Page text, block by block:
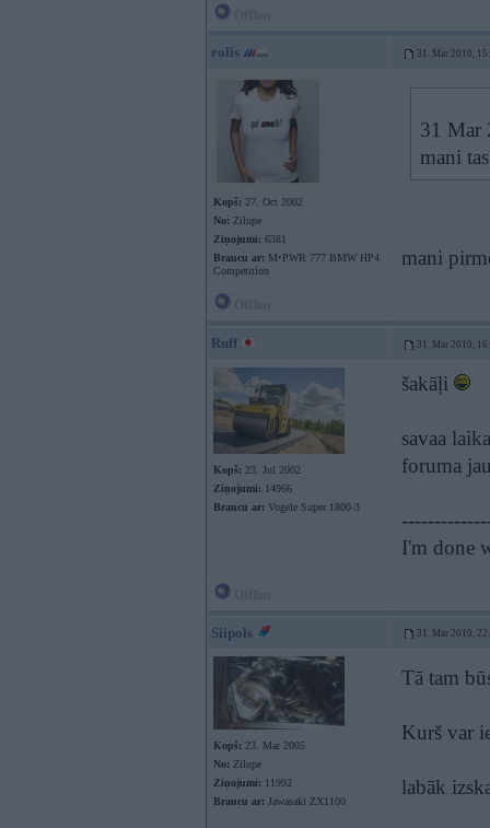
rolis 31. Mar 2010,
Kopš: 27. Oct 2002
No: Zilupe
Ziņojumi: 6381
Braucu ar: M•PWR 777 BMW HP4
Competition
31 Mar
mani
mani
Ruff 31. Mar 2010,
Kopš: 23. Jul 2002
Ziņojumi: 14966
Braucu ar: Vogele Super 1800-3
šakāļi
savaa
foruma
I'm done
Siipols 31. Mar 2010,
Kopš: 23. Mar 2005
No: Zilupe
Ziņojumi: 11992
Braucu ar: Jawasaki ZX1100
Tā tam
Kurš var
labāk